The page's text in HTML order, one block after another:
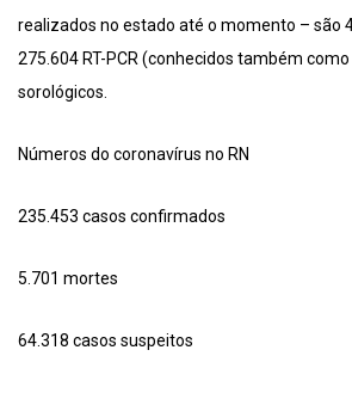
realizados no estado até o momento – são
275.604 RT-PCR (conhecidos também
sorológicos.
Números do coronavírus no RN
235.453 casos confirmados
5.701 mortes
64.318 casos suspeitos